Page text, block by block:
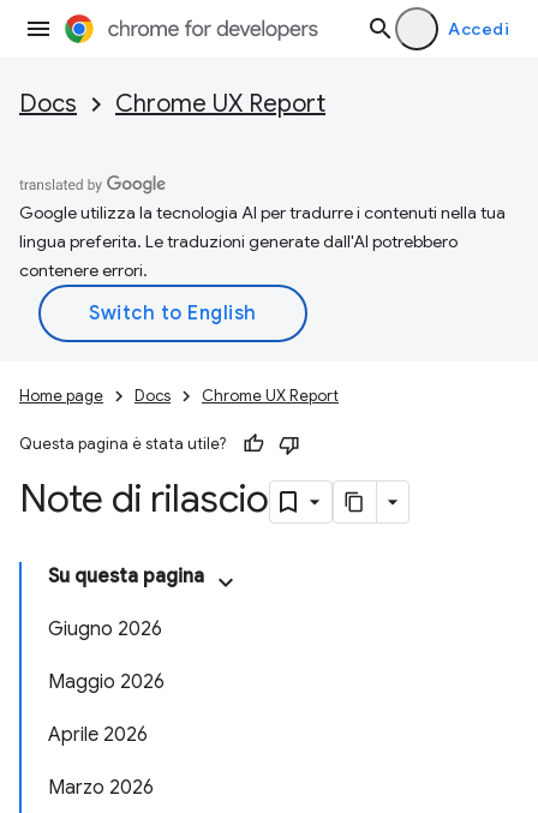
Accedi
Docs Chrome UX Report
Google utilizza la tecnologia AI per tradurre i contenuti nella tua
lingua preferita. Le traduzioni generate dall'AI potrebbero
contenere errori.
Home page Docs Chrome UX Report
Questa pagina è stata utile?
Note di rilascio
Su questa pagina
Giugno 2026
Maggio 2026
Aprile 2026
Marzo 2026